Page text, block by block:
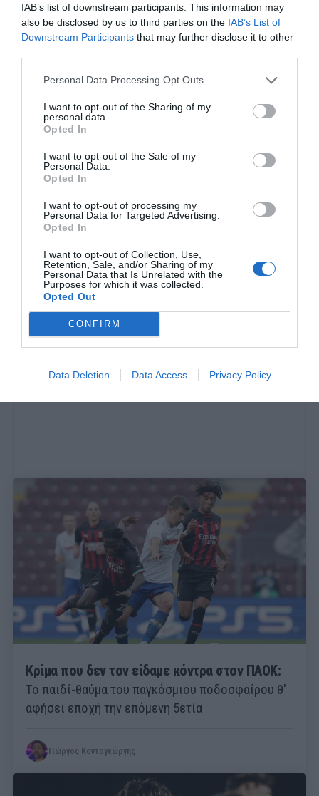
IAB’s list of downstream participants. This information may
also be disclosed by us to third parties on the IAB’s List of
Downstream Participants that may further disclose it to other
Personal Data Processing Opt Outs
I want to opt-out of the Sharing of my
personal data.
Opted In
I want to opt-out of the Sale of my
Personal Data.
Opted In
I want to opt-out of processing my
Personal Data for Targeted Advertising.
Opted In
I want to opt-out of Collection, Use,
Retention, Sale, and/or Sharing of my
Personal Data that Is Unrelated with the
Purposes for which it was collected.
Opted Out
CONFIRM
Data Deletion Data Access Privacy Policy
Τον «άρπαξε» στο αεροδρόμιο:
Ολυμπιακός πήγε να κλέψει παίκτη απ’ τον
Παναθηναϊκό του Ομπράντοβιτς
Menshouse Team
Κρίμα που δεν τον είδαμε κόντρα στον ΠΑΟΚ:
Το παιδί-θαύμα του παγκόσμιου ποδοσφαίρου θ'
αφήσει εποχή την επόμενη 5ετία
Γιώργος Κοντογεώργης